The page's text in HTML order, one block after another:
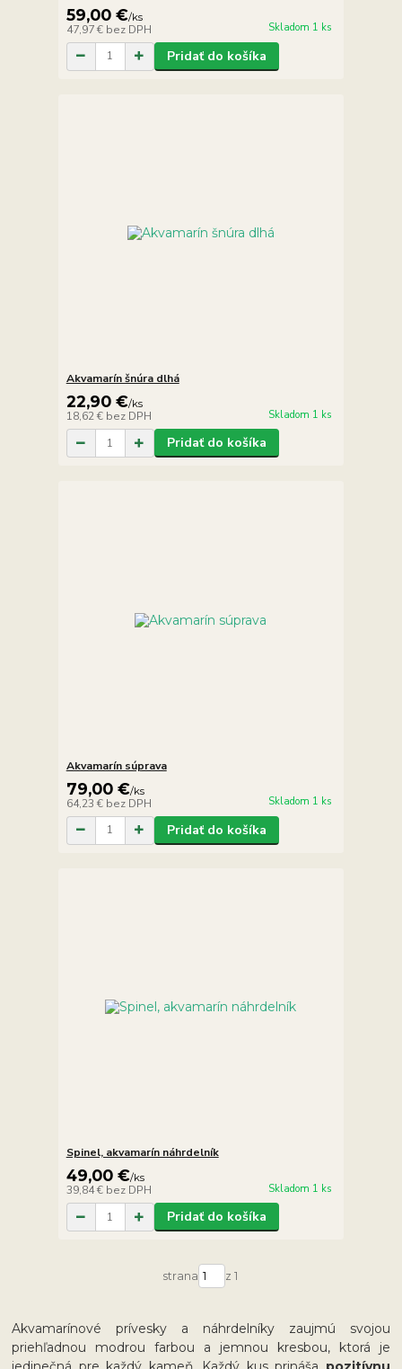
59,00 €/ks
47,97 € bez DPH Skladom 1 ks
Pridať do košíka
Akvamarín šnúra dlhá
22,90 €/ks
18,62 € bez DPH Skladom 1 ks
Pridať do košíka
Akvamarín súprava
79,00 €/ks
64,23 € bez DPH Skladom 1 ks
Pridať do košíka
Spinel, akvamarín náhrdelník
49,00 €/ks
39,84 € bez DPH Skladom 1 ks
Pridať do košíka
strana z 1
Akvamarínové prívesky a náhrdelníky zaujmú svojou
priehľadnou modrou farbou a jemnou kresbou, ktorá je